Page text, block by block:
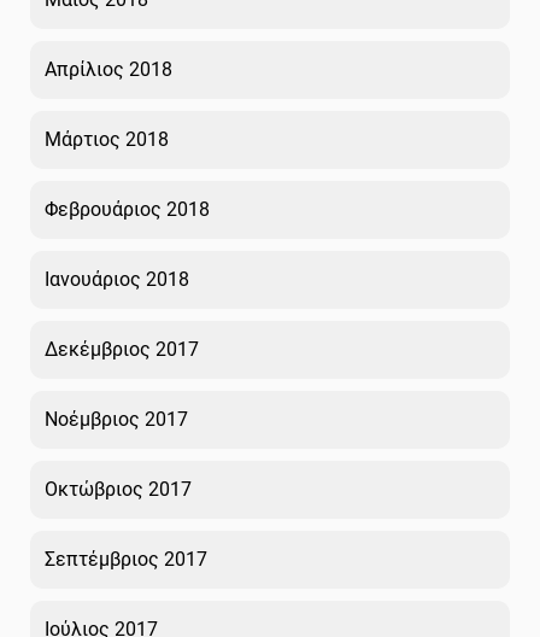
Απρίλιος 2018
Μάρτιος 2018
Φεβρουάριος 2018
Ιανουάριος 2018
Δεκέμβριος 2017
Νοέμβριος 2017
Οκτώβριος 2017
Σεπτέμβριος 2017
Ιούλιος 2017